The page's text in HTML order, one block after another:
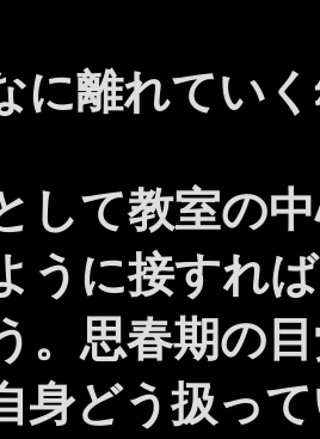
に離れていく
て教室の
うに接すれ
。思春期の
身どう扱っ